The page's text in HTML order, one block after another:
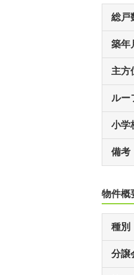
総戸
築年
主方
ルー
小学
備考
物件概
種別
分譲